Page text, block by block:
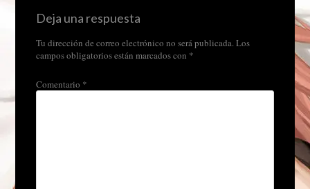
Deja una respuesta
Tu dirección de correo electrónico no será publicada.Los
campos obligatorios están marcados con *
Comentario *